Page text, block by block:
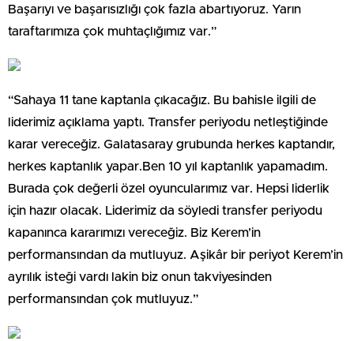
Başarıyı ve başarısızlığı çok fazla abartıyoruz. Yarın
taraftarımıza çok muhtaçlığımız var.”
“Sahaya 11 tane kaptanla çıkacağız. Bu bahisle ilgili de
liderimiz açıklama yaptı. Transfer periyodu netleştiğinde
karar vereceğiz. Galatasaray grubunda herkes kaptandır,
herkes kaptanlık yapar.Ben 10 yıl kaptanlık yapamadım.
Burada çok değerli özel oyuncularımız var. Hepsi liderlik
için hazır olacak. Liderimiz da söyledi transfer periyodu
kapanınca kararımızı vereceğiz. Biz Kerem’in
performansından da mutluyuz. Aşikâr bir periyot Kerem’in
ayrılık isteği vardı lakin biz onun takviyesinden
performansından çok mutluyuz.”